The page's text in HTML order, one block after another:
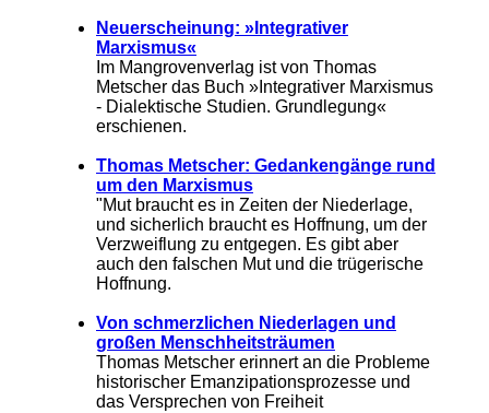
Neuerscheinung: »Integrativer
Marxismus«
Im Mangrovenverlag ist von Thomas
Metscher das Buch »Integrativer Marxismus
- Dialektische Studien. Grundlegung«
erschienen.
Thomas Metscher: Gedankengänge rund
um den Marxismus
"Mut braucht es in Zeiten der Niederlage,
und sicherlich braucht es Hoffnung, um der
Verzweiflung zu entgegen. Es gibt aber
auch den falschen Mut und die trügerische
Hoffnung.
Von schmerzlichen Niederlagen und
großen Menschheitsträumen
Thomas Metscher erinnert an die Probleme
historischer Emanzipationsprozesse und
das Versprechen von Freiheit